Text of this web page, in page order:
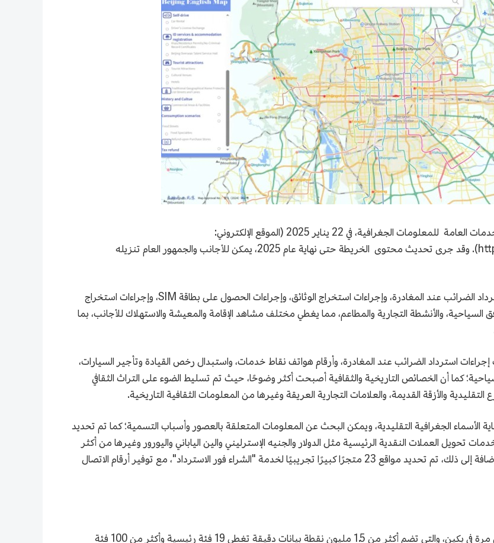
تم إطلاق الخريطة الإنجليزية لمدينة بكين على منصة بكين للخدمات العامة للمعلومات الجغرافية، في 22 يناير 2025 (الموقع الإلكتروني:
https://beijing.tianditu.gov.cn/EMap/1/1/EMap.html). وقد جرى تحديث محتوى الخريطة حتى نهاية عام 2025، يمكن للأجانب والجمهور العام تنزيله
تغطي الخريطة الثقافة التاريخية، وصرف العملات الأجنبية، استرداد الضرائب عند المغادرة، وإجراءات استخراج الوثائق، وإجراءات الحصول على بطاقة SIM، وإجراءات استخراج
السياحية، والأنشطة التجارية والمطاعم، مما يغطي مختلف مشاهد الإقامة والمعيشة والاستهلاك للأجانب، بما
إجراءات استرداد الضرائب عند المغادرة، وأرقام هواتف نقاط خدمات، واستبدال رخص القيادة وتأجير السيارات،
كما أن الخصائص التاريخية والثقافية أصبحت أكثر وضوحًا، حيث تم تسليط الضوء على التراث الثقافي
التقليدية والأزقة القديمة، والعلامات التجارية العريقة وغيرها من المعلومات الثقافية التاريخية.
ضمن قائمة حماية الأسماء الجغرافية التقليدية، ويمكن البحث عن المعلومات المتعلقة بالعصور وأسباب التسمية؛ كما تم تحديد
خدمات تحويل العملات النقدية الرئيسية مثل الدولار والجنيه الإسترليني والين الياباني واليورور وغيرها من أكثر
من 10 عملات أجنبية رئيسية للأجانب القادمين إلى بكين؛ بالإضافة إلى ذلك، تم تحديد مواقع 23 متجرًا كبيرًا تجريبيًا لخدمة "الشراء فور الاسترداد"، مع توفير أرقام الاتصال
أطلقت خرائط باي دو خدمة خرائط بكين (Beijing Map) لأول مرة في بكين، والتي تضم أكثر من 1.5 مليون نقطة بيانات دقيقة تغطي 19 فئة رئيسية وأكثر من 100 فئة